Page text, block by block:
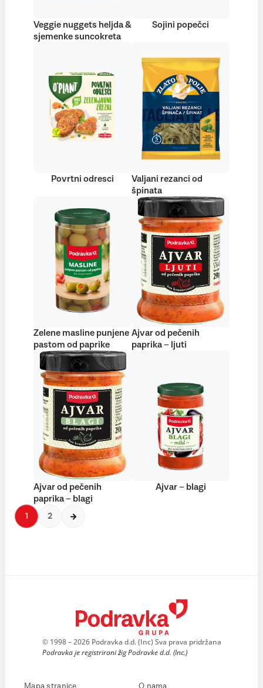
Veggie nuggets heljda &
sjemenke suncokreta
Sojini popečci
Povrtni odresci
Valjani rezanci od
špinata
Zelene masline punjene
pastom od paprike
Ajvar od pečenih
paprika – ljuti
Ajvar od pečenih
paprika – blagi
Ajvar – blagi
1 2
© 1998 – 2026 Podravka d.d. (Inc) Sva prava pridržana
Podravka je registrirani žig Podravke d.d. (Inc.)
Mapa stranice O nama